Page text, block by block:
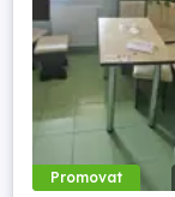
Promovat